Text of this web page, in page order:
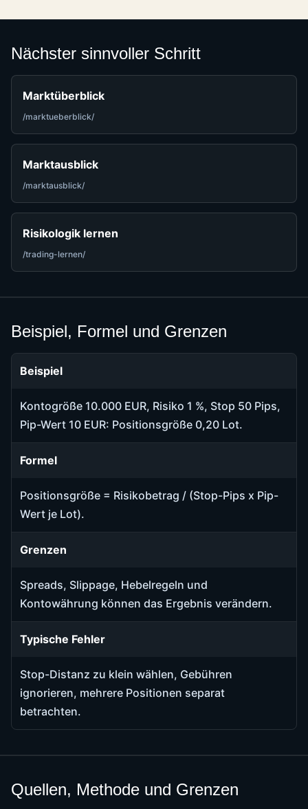
Nächster sinnvoller Schritt
Marktüberblick
/marktueberblick/
Marktausblick
/marktausblick/
Risikologik lernen
/trading-lernen/
Beispiel, Formel und Grenzen
Beispiel
Kontogröße 10.000 EUR, Risiko 1 %, Stop 50 Pips,
Pip-Wert 10 EUR: Positionsgröße 0,20 Lot.
Formel
Positionsgröße = Risikobetrag / (Stop-Pips x Pip-
Wert je Lot).
Grenzen
Spreads, Slippage, Hebelregeln und
Kontowährung können das Ergebnis verändern.
Typische Fehler
Stop-Distanz zu klein wählen, Gebühren
ignorieren, mehrere Positionen separat
betrachten.
Quellen, Methode und Grenzen